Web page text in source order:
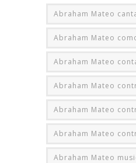
Abraham Mateo
Abraham Mateo
Abraham Mateo
Abraham Mateo
Abraham Mateo
Abraham Mateo
Abraham Mateo